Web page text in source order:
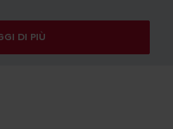
DI PIÙ